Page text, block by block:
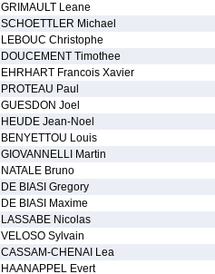
GRIMAULT Leane
SCHOETTLER Michael
LEBOUC Christophe
DOUCEMENT Timothee
EHRHART Francois Xavier
PROTEAU Paul
GUESDON Joel
HEUDE Jean-Noel
BENYETTOU Louis
GIOVANNELLI Martin
NATALE Bruno
DE BIASI Gregory
DE BIASI Maxime
LASSABE Nicolas
VELOSO Sylvain
CASSAM-CHENAI Lea
HAANAPPEL Evert